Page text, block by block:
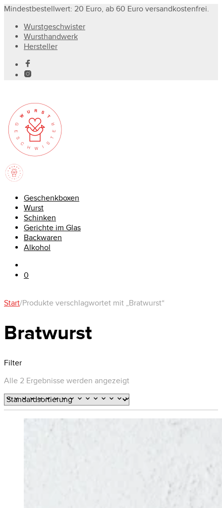
Mindestbestellwert: 20 Euro, ab 60 Euro versandkostenfrei.
Wurstgeschwister
Wursthandwerk
Hersteller
Geschenkboxen
Wurst
Schinken
Gerichte im Glas
Backwaren
Alkohol
0
Start/Produkte verschlagwortet mit „Bratwurst“
Bratwurst
Filter
Alle 2 Ergebnisse werden angezeigt